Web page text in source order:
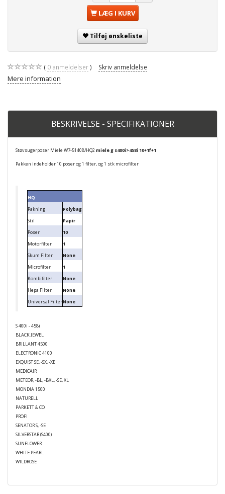
LÆG I KURV
Tilføj ønskeliste
0 anmeldelser Skriv anmeldelse
Mere information
BESKRIVELSE - SPECIFIKATIONER
Støvsugerposer Miele W7-51408/HQ2miele g s400i>458i 10+1f+1
Pakken indeholder 10 poser og 1 filter, og 1 stk microfilter
HQ
Pakning
Polybag
Stil
Papir
Poser
10
Motorfilter
1
Skum Filter
None
Microfilter
1
Kombifilter
None
Hepa Filter
None
Universal FilterNone
S 400i - 458i
BLACK JEWEL
BRILLANT 4500
ELECTRONIC 4100
EXQUIST SE, -SX, -XE
MEDICAIR
METEOR, -BL, -BXL, -SE, XL
MONDIA 1500
NATURELL
PARKETT & CO
PROFI
SENATOR S, -SE
SILVERSTAR (S400)
SUNFLOWER
WHITE PEARL
WILDROSE